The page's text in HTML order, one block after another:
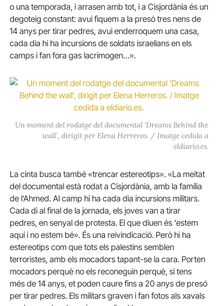
o una temporada, i arrasen amb tot, i a Cisjordània és un
degoteig constant: avui fiquem a la presó tres nens de
14 anys per tirar pedres, avui enderroquem una casa,
cada dia hi ha incursions de soldats israelians en els
camps i fan fora gas lacrimogen…».
Un moment del rodatge del documental ‘Dreams Behind the
wall’, dirigit per Elena Herreros. / Imatge cedida a
eldiario.es.
La cinta busca també «trencar estereotips». «La meitat
del documental està rodat a Cisjordània, amb la família
de l’Ahmed. Al camp hi ha cada dia incursions militars.
Cada di al final de la jornada, els joves van a tirar
pedres, en senyal de protesta. El que diuen és ‘estem
aquí i no estem bé». És una reivindicació. Però hi ha
estereotips com que tots els palestins semblen
terroristes, amb els mocadors tapant-se la cara. Porten
mocadors perquè no els reconeguin perquè, si tens
més de 14 anys, et poden caure fins a 20 anys de presó
per tirar pedres. Els militars graven i fan fotos als xavals